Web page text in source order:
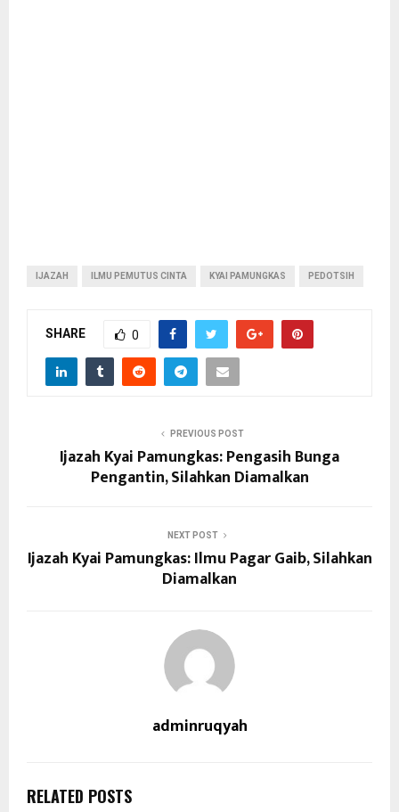
IJAZAH ILMU PEMUTUS CINTA KYAI PAMUNGKAS PEDOTSIH
SHARE 0
PREVIOUS POST
Ijazah Kyai Pamungkas: Pengasih Bunga
Pengantin, Silahkan Diamalkan
NEXT POST
Ijazah Kyai Pamungkas: Ilmu Pagar Gaib, Silahkan
Diamalkan
adminruqyah
RELATED POSTS